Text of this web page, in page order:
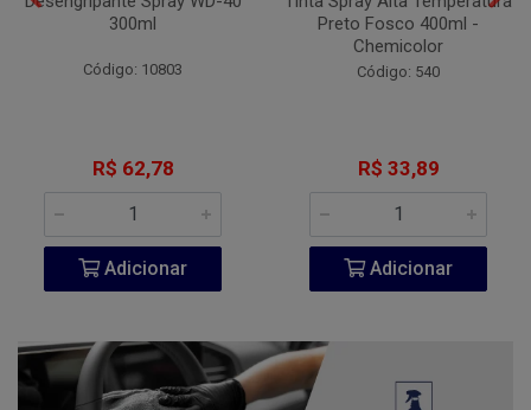
300ml
Código: 10803
R$ 62,78
Adicionar
Preto Fosco 400ml -
Chemicolor
Código: 540
R$ 33,89
Adicionar